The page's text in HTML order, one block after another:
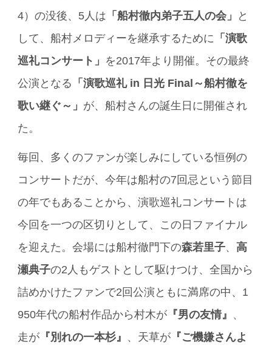
4）の没後、5人は 「船村徹内弟子五人の会」
と
して、船村メロディーを継承するために 「演歌
巡礼コンサート」 を2017年より開催。その最終
公演となる 「演歌巡礼 in 日光 Final～船村徹を
歌い継ぐ～」 が、船村さんの誕生日に開催され
た。
毎回、多くのファンが楽しみにしている恒例の
コンサートだが、今年は船村の7回忌という節目
の年でもあることから、演歌巡礼コンサートは
今回を一つの区切りとして、この日ファイナル
を迎えた。会場には船村徹門下の森若里子、 高
瀬典子の2人もゲストとして駆けつけ、全国から
詰めかけたファンで2回公演ともに満席の中、1
950年代の船村作品から村木が 『男の友情』 、
走が 『別れの一本杉』 、天草が 『ご機嫌さんよ